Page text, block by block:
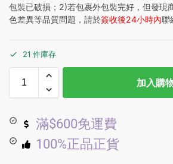
包裝已破損；2)若包裹外包裝完好，但發現
色差異等品質問題，請於簽收後24小時內聯
21 件庫存
加入購
滿$600免運費
100%正品正貨